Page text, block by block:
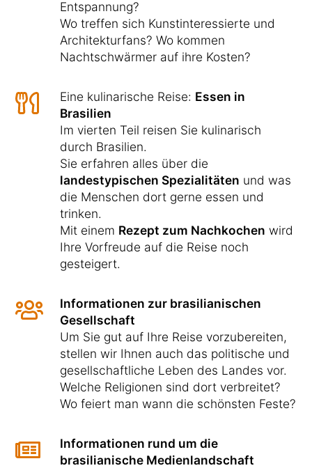
Entspannung?
Wo treffen sich Kunstinteressierte und
Architekturfans? Wo kommen
Nachtschwärmer auf ihre Kosten?
Eine kulinarische Reise: Essen in
Brasilien
Im vierten Teil reisen Sie kulinarisch
durch Brasilien.
Sie erfahren alles über die
landestypischen Spezialitäten und was
die Menschen dort gerne essen und
trinken.
Mit einem Rezept zum Nachkochen wird
Ihre Vorfreude auf die Reise noch
gesteigert.
Informationen zur brasilianischen
Gesellschaft
Um Sie gut auf Ihre Reise vorzubereiten,
stellen wir Ihnen auch das politische und
gesellschaftliche Leben des Landes vor.
Welche Religionen sind dort verbreitet?
Wo feiert man wann die schönsten Feste?
Informationen rund um die
brasilianische Medienlandschaft